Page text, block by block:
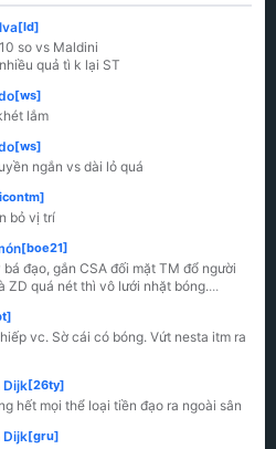
[ld]
so vs Maldini
quả tì k lại ST
[ws]
lắm
[ws]
ngắn vs dài lỏ quá
bỏ vị trí
[boe21]
đạo, gắn CSA đối mặt TM đổ người
ZD quá nét thì vô lưới nhặt bóng....
vc. Sờ cái có bóng. Vứt nesta itm ra
Dijk[26ty]
hết mọi thể loại tiền đạo ra ngoài sân
Dijk[gru]